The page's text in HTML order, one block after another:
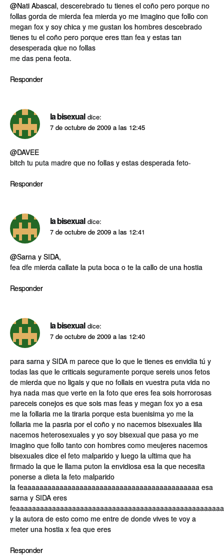
@Nati Abascal, descerebrado tu tienes el coño pero porque no
follas gorda de mierda fea mierda yo me imagino que follo con
megan fox y soy chica y me gustan los hombres descebrado
tienes tu el coño pero porque eres ttan fea y estas tan
desesperada qiue no follas
me das pena feota.
Responder
la bisexual dice:
7 de octubre de 2009 a las 12:45
@DAVEE
bitch tu puta madre que no follas y estas desperada feto-
Responder
la bisexual dice:
7 de octubre de 2009 a las 12:41
@Sarna y SIDA,
fea dfe mierda callate la puta boca o te la callo de una hostia
Responder
la bisexual dice:
7 de octubre de 2009 a las 12:40
para sarna y SIDA m parece que lo que le tienes es envidia tú y
todas las que le criticais seguramente porque sereis unos fetos
de mierda que no ligais y que no follais en vuestra puta vida no
hya nada mas que verte en la foto que eres fea sois horrorosas
pareceis conejos es que sois mas feas y megan fox yo a esa
me la follaria me la tiraria porque esta buenisima yo me la
follaria me la pasria por el coño y no nacemos bisexuales lila
nacemos heterosexuales y yo soy bisexual que pasa yo me
imagino que follo tanto con hombres como meujeres nacemos
bisexuales dice el feto malparido y luego la ultima que ha
firmado la que le llama puton la envidiosa esa la que necesita
ponerse a dieta la feto malparido
la feaaaaaaaaaaaaaaaaaaaaaaaaaaaaaaaaaaaaaaaaaaaa esa
sarna y SIDA eres
y la autora de esto como me entre de donde vives te voy a
meter una hostia x fea que eres
Responder